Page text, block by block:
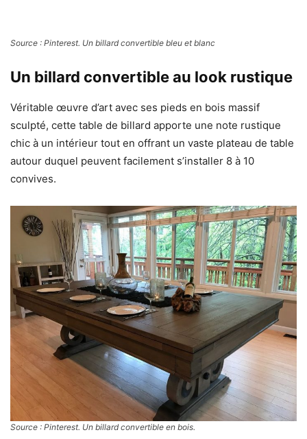
Source : Pinterest. Un billard convertible bleu et blanc
Un billard convertible au look rustique
Véritable œuvre d’art avec ses pieds en bois massif
sculpté, cette table de billard apporte une note rustique
chic à un intérieur tout en offrant un vaste plateau de table
autour duquel peuvent facilement s’installer 8 à 10
convives.
Source : Pinterest. Un billard convertible en bois.